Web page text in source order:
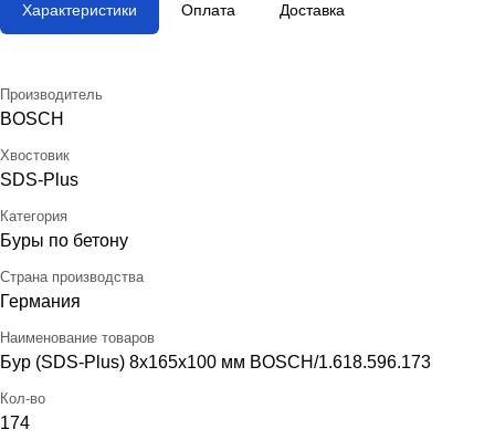
Характеристики Оплата Доставка
Производитель
BOSCH
Хвостовик
SDS-Plus
Категория
Буры по бетону
Страна производства
Германия
Наименование товаров
Бур (SDS-Plus) 8х165х100 мм BOSCH/1.618.596.173
Кол-во
174